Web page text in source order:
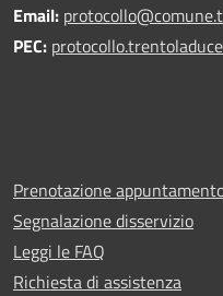
Email:
PEC:
Prenotazione
Segnalazione disservizio
Leggi le FAQ
Richiesta di assistenza